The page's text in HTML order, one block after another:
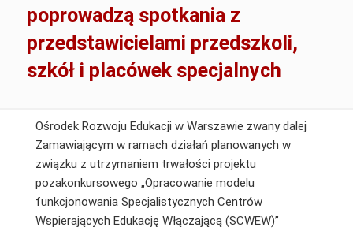
poprowadzą spotkania z
przedstawicielami przedszkoli,
szkół i placówek specjalnych
Ośrodek Rozwoju Edukacji w Warszawie zwany dalej
Zamawiającym w ramach działań planowanych w
związku z utrzymaniem trwałości projektu
pozakonkursowego „Opracowanie modelu
funkcjonowania Specjalistycznych Centrów
Wspierających Edukację Włączającą (SCWEW)”